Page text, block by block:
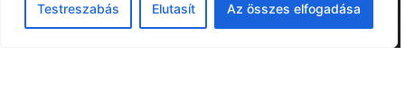
Testreszabás Elutasít Az összes elfogadása